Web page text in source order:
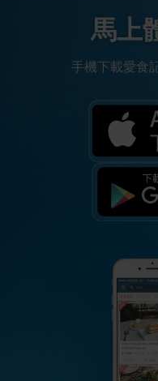
馬上
手機下載愛食